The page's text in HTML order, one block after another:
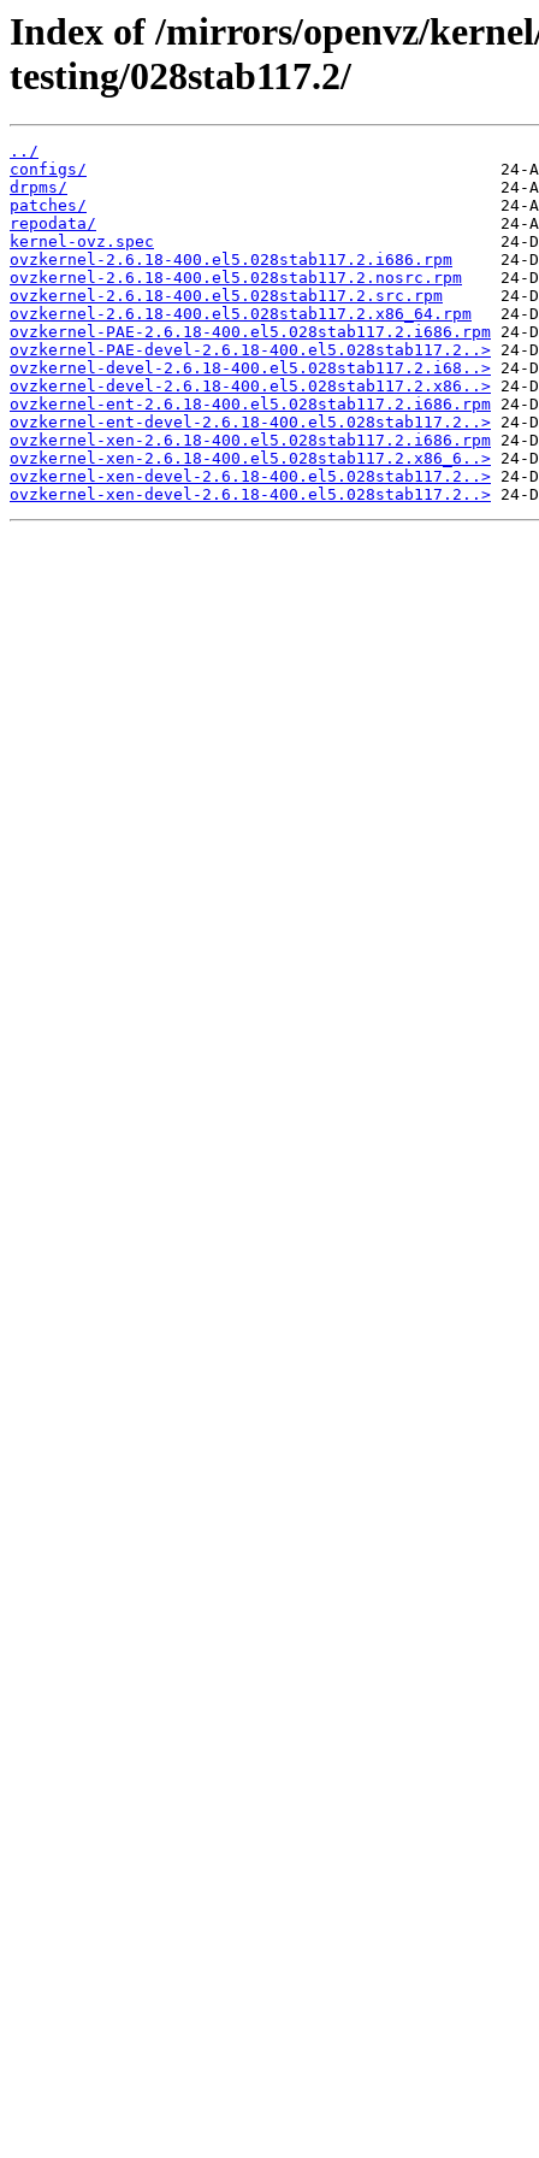
Index of /mirrors/openvz/
testing/028stab117.2/
../
configs/
drpms/
patches/
repodata/
kernel-ovz.spec
ovzkernel-2.6.18-400.el5.028stab117.2.i686.rpm
ovzkernel-2.6.18-400.el5.028stab117.2.nosrc.rpm
ovzkernel-2.6.18-400.el5.028stab117.2.src.rpm
ovzkernel-2.6.18-400.el5.028stab117.2.x86_64.rpm
ovzkernel-PAE-2.6.18-400.el5.028stab117.2.i686.rpm
ovzkernel-PAE-devel-2.6.18-400.el5.028stab117.2..>
ovzkernel-devel-2.6.18-400.el5.028stab117.2.i68..>
ovzkernel-devel-2.6.18-400.el5.028stab117.2.x86..>
ovzkernel-ent-2.6.18-400.el5.028stab117.2.i686.rpm
ovzkernel-ent-devel-2.6.18-400.el5.028stab117.2..>
ovzkernel-xen-2.6.18-400.el5.028stab117.2.i686.rpm
ovzkernel-xen-2.6.18-400.el5.028stab117.2.x86_6..>
ovzkernel-xen-devel-2.6.18-400.el5.028stab117.2..>
ovzkernel-xen-devel-2.6.18-400.el5.028stab117.2..>